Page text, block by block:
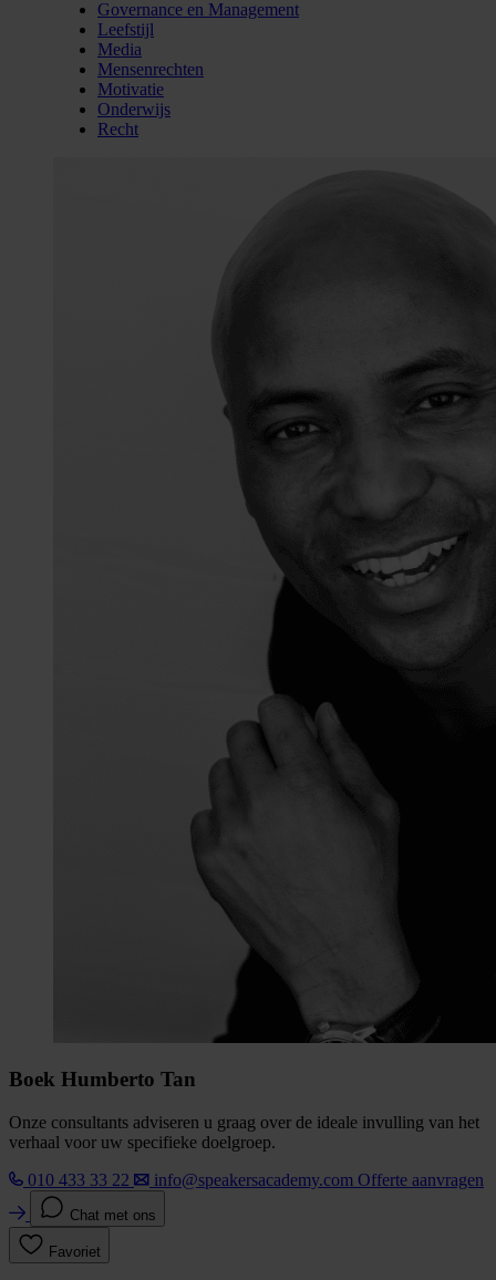
Governance en Management
Leefstijl
Media
Mensenrechten
Motivatie
Onderwijs
Recht
Boek Humberto Tan
Onze consultants adviseren u graag over de ideale invulling van het
verhaal voor uw specifieke doelgroep.
010 433 33 22
info@speakersacademy.com Offerte aanvragen
Chat met ons
Favoriet